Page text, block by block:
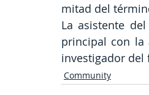
mitad del
La asistente
principal con la
investigador del
Community